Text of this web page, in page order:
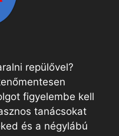
repülővel?
figyelembe kell
tanácsokat
és a négylábú